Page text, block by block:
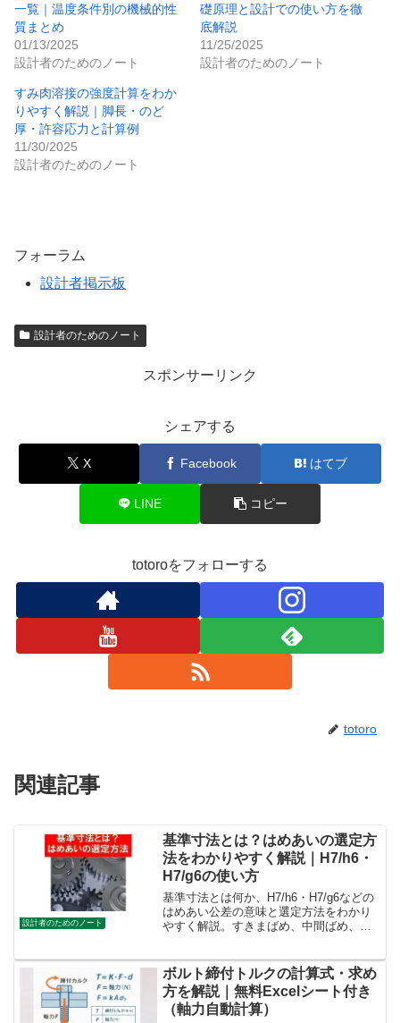
一覧｜温度条件別の機械的性
質まとめ
01/13/2025
設計者のためのノート
礎原理と設計での使い方を徹
底解説
11/25/2025
設計者のためのノート
すみ肉溶接の強度計算をわか
りやすく解説｜脚長・のど
厚・許容応力と計算例
11/30/2025
設計者のためのノート
フォーラム
設計者掲示板
設計者のためのノート
スポンサーリンク
シェアする
X Facebook はてブ
LINE コピー
totoroをフォローする
totoro
関連記事
設計者のためのノート
基準寸法とは？はめあいの選定方
法をわかりやすく解説｜H7/h6・
H7/g6の使い方
基準寸法とは何か、H7/h6・H7/g6などの
はめあい公差の意味と選定方法をわかり
やすく解説。すきまばめ、中間ばめ、し
ボルト締付トルクの計算式・求め
方を解説｜無料Excelシート付き
（軸力自動計算）